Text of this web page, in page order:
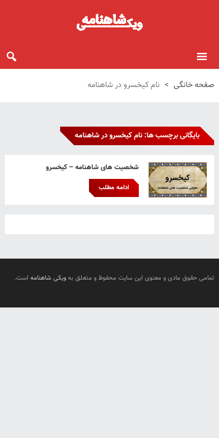
صفحه خانگی > نام کیخسرو در شاهنامه
بایگانی برچسب ها: نام کیخسرو در شاهنامه
شخصیت های شاهنامه – کیخسرو
ادامه مطلب
تمامی حقوق مادی و معنوی این سایت محفوظ و متعلق به ویکی شاهنامه است.